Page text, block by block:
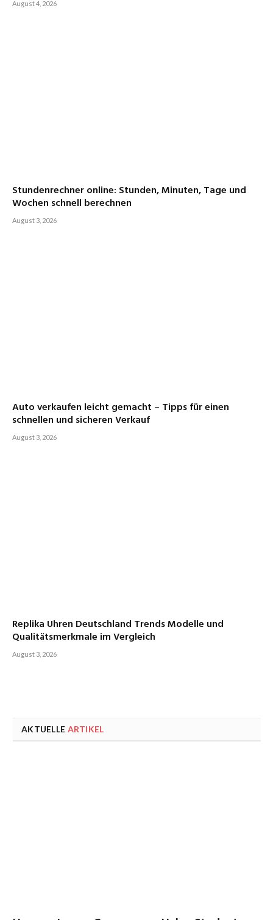
August 4, 2026
Stundenrechner online: Stunden, Minuten, Tage und
Wochen schnell berechnen
August 3, 2026
Auto verkaufen leicht gemacht – Tipps für einen
schnellen und sicheren Verkauf
August 3, 2026
Replika Uhren Deutschland Trends Modelle und
Qualitätsmerkmale im Vergleich
August 3, 2026
AKTUELLE ARTIKEL